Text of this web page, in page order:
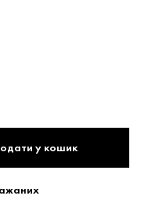
у кошик